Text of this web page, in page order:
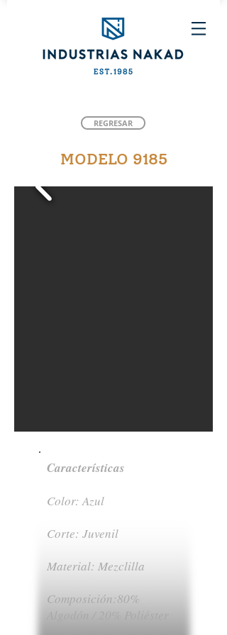
REGRESAR
MODELO 9185
Características
Color: Azul
Corte: Juvenil
Material: Mezclilla
Composición:80%
Algodón / 20% Poliéster